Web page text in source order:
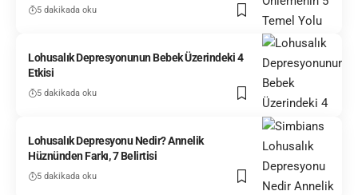
5 dakikada oku
Lohusalık Depresyonunun Bebek Üzerindeki 4
Etkisi
5 dakikada oku
Lohusalık Depresyonu Nedir? Annelik
Hüznünden Farkı, 7 Belirtisi
5 dakikada oku